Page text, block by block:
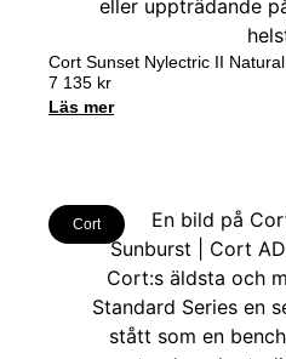
Cort Sunset Nylectric II Natural
7 135 kr
Läs mer
Cort